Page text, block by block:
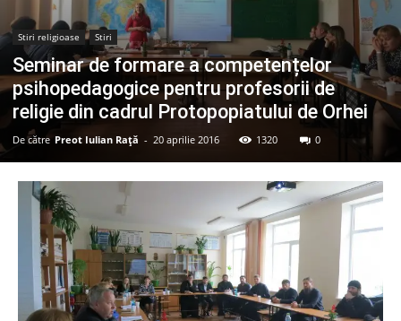
Stiri religioase Stiri
Seminar de formare a competențelor
psihopedagogice pentru profesorii de
religie din cadrul Protopopiatului de Orhei
De către Preot Iulian Raţă - 20 aprilie 2016 1320 0